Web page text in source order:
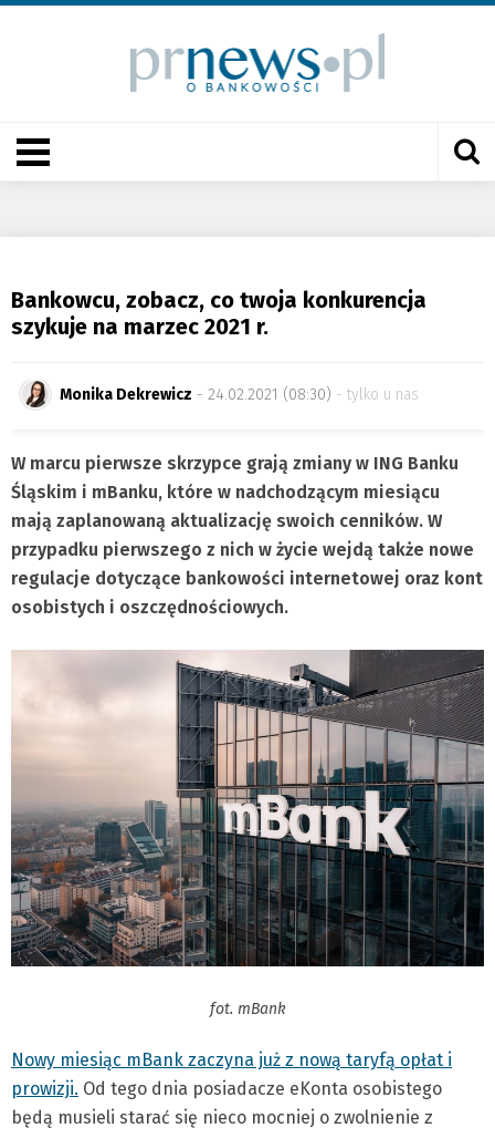
Bankowcu, zobacz, co twoja konkurencja
szykuje na marzec 2021 r.
Monika Dekrewicz - 24.02.2021 (08:30) tylko u nas
W marcu pierwsze skrzypce grają zmiany w ING Banku
Śląskim i mBanku, które w nadchodzącym miesiącu
mają zaplanowaną aktualizację swoich cenników. W
przypadku pierwszego z nich w życie wejdą także nowe
regulacje dotyczące bankowości internetowej oraz kont
osobistych i oszczędnościowych.
fot. mBank
Nowy miesiąc mBank zaczyna już z nową taryfą opłat i
prowizji. Od tego dnia posiadacze eKonta osobistego
będą musieli starać się nieco mocniej o zwolnienie z